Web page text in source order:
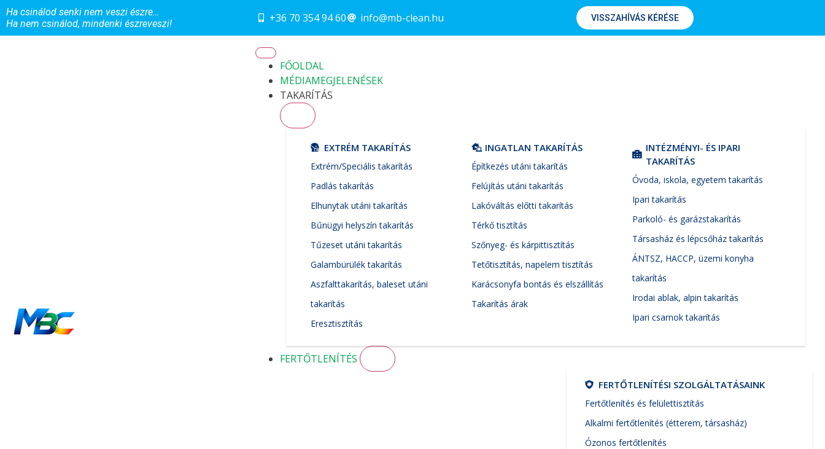
Ha csinálod senki nem veszi észre…
Ha nem csinálod, mindenki észreveszi!
+36 70 354 94 60 info@mb-clean.hu VISSZAHÍVÁS KÉRÉSE
FŐOLDAL
MÉDIAMEGJELENÉSEK
TAKARÍTÁS
EXTRÉM TAKARÍTÁS
Extrém/Speciális takarítás
Padlás takarítás
Elhunytak utáni takarítás
Bűnügyi helyszín takarítás
Tűzeset utáni takarítás
Galambürülék takarítás
Aszfalttakarítás, baleset utáni
takarítás
Eresztisztítás
INGATLAN TAKARÍTÁS
Építkezés utáni takarítás
Felújítás utáni takarítás
Lakóváltás előtti takarítás
Térkő tisztítás
Szőnyeg- és kárpittisztítás
Tetőtisztítás, napelem tisztítás
Karácsonyfa bontás és elszállítás
Takarítás árak
INTÉZMÉNYI- ÉS IPARI
TAKARÍTÁS
Óvoda, iskola, egyetem takarítás
Ipari takarítás
Parkoló- és garázstakarítás
Társasház és lépcsőház takarítás
ÁNTSZ, HACCP, üzemi konyha
takarítás
Irodai ablak, alpin takarítás
Ipari csarnok takarítás
FERTŐTLENÍTÉS
FERTŐTLENÍTÉSI SZOLGÁLTATÁSAINK
Fertőtlenítés és felülettisztítás
Alkalmi fertőtlenítés (étterem, társasház)
Ózonos fertőtlenítés